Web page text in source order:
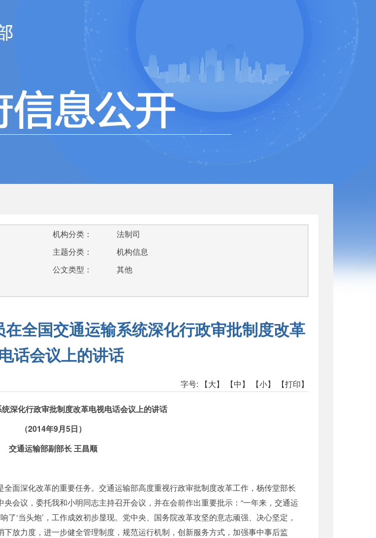
机构分类：
法制司
主题分类：
机构信息
公文类型：
其他
全国交通运输系统深化行政审批制度改革
话会议上的讲话
字号: 【大】 【中】 【小】 【打印】
化行政审批制度改革电视电话会议上的讲话
（2014年9月5日）
通运输部副部长 王昌顺
深化改革的重要任务。交通运输部高度重视行政审批制度改革工作，杨传堂部长
会议，委托我和小明同志主持召开会议，并在会前作出重要批示：“一年来，交通运
了‘当头炮’，工作成效初步显现。党中央、国务院改革攻坚的意志顽强、决心坚定，
放力度，进一步健全管理制度，规范运行机制，创新服务方式，加强事中事后监